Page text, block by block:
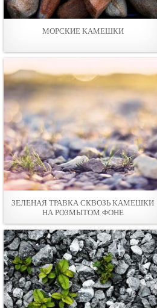
МОРСКИЕ КАМЕШКИ
ЗЕЛЕНАЯ ТРАВКА СКВОЗЬ КАМЕШКИ
НА РОЗМЫТОМ ФОНЕ